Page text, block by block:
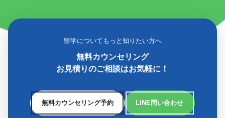
留学についてもっと知りたい方へ
無料カウンセリング
お見積りのご相談はお気軽に！
無料カウンセリング予約 LINE問い合わせ